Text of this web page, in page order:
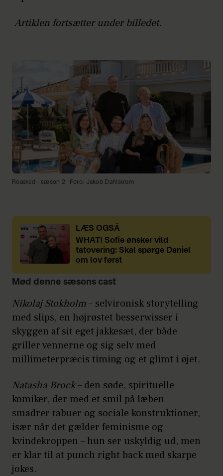
Artiklen fortsætter under billedet.
Roasted - sæson 2 Foto: Jakob Dahlstrom
LÆS OGSÅ
WHAT! Sofie ønsker vild
tatovering: Skal spørge Daniel
om lov først
Mød denne sæsons cast
Nikolaj Stokholm– selvironisk storytelling
med slips, en højrøstet besserwisser i
skyggen af sit eget jakkesæt, der både
griller vennerne og sig selv med
millimeterpræcis timing og et glimt i øjet.
Natasha Brock– den søde, spirituelle
komiker, der med et smil på læben
smadrer tabuer og sociale konstruktioner,
især når det gælder feminisme og
kvindekroppen – hun ser uskyldig ud, men
er klar til at punch right back med skarpe
jokes.